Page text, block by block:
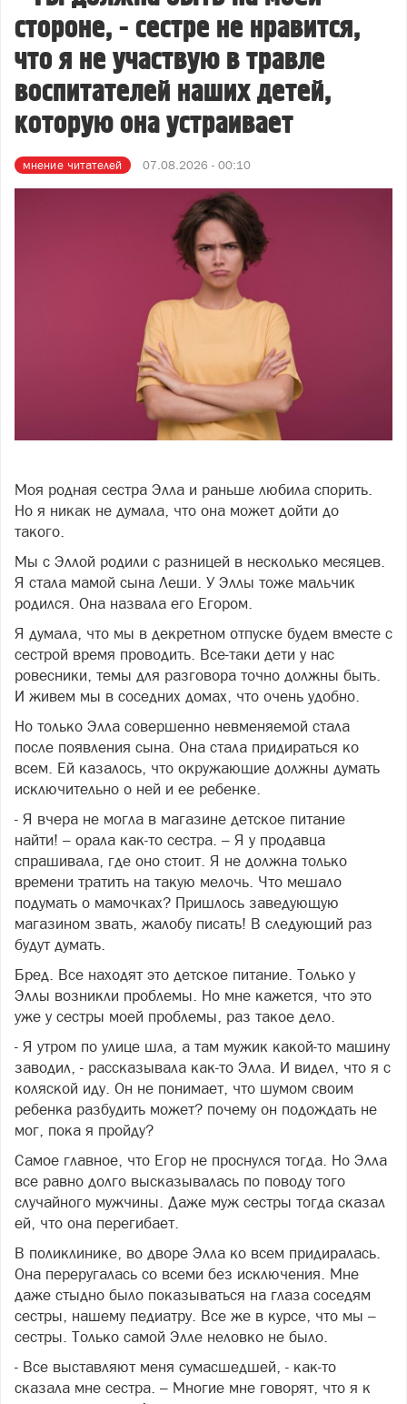
стороне, - сестре не нравится,
что я не участвую в травле
воспитателей наших детей,
которую она устраивает
мнение читателей 07.08.2026 - 00:10
Моя родная сестра Элла и раньше любила спорить.
Но я никак не думала, что она может дойти до
такого.
Мы с Эллой родили с разницей в несколько месяцев.
Я стала мамой сына Леши. У Эллы тоже мальчик
родился. Она назвала его Егором.
Я думала, что мы в декретном отпуске будем вместе с
сестрой время проводить. Все-таки дети у нас
ровесники, темы для разговора точно должны быть.
И живем мы в соседних домах, что очень удобно.
Но только Элла совершенно невменяемой стала
после появления сына. Она стала придираться ко
всем. Ей казалось, что окружающие должны думать
исключительно о ней и ее ребенке.
- Я вчера не могла в магазине детское питание
найти! – орала как-то сестра. – Я у продавца
спрашивала, где оно стоит. Я не должна только
времени тратить на такую мелочь. Что мешало
подумать о мамочках? Пришлось заведующую
магазином звать, жалобу писать! В следующий раз
будут думать.
Бред. Все находят это детское питание. Только у
Эллы возникли проблемы. Но мне кажется, что это
уже у сестры моей проблемы, раз такое дело.
- Я утром по улице шла, а там мужик какой-то машину
заводил, - рассказывала как-то Элла. И видел, что я с
коляской иду. Он не понимает, что шумом своим
ребенка разбудить может? почему он подождать не
мог, пока я пройду?
Самое главное, что Егор не проснулся тогда. Но Элла
все равно долго высказывалась по поводу того
случайного мужчины. Даже муж сестры тогда сказал
ей, что она перегибает.
В поликлинике, во дворе Элла ко всем придиралась.
Она переругалась со всеми без исключения. Мне
даже стыдно было показываться на глаза соседям
сестры, нашему педиатру. Все же в курсе, что мы –
сестры. Только самой Элле неловко не было.
- Все выставляют меня сумасшедшей, - как-то
сказала мне сестра. – Многие мне говорят, что я к